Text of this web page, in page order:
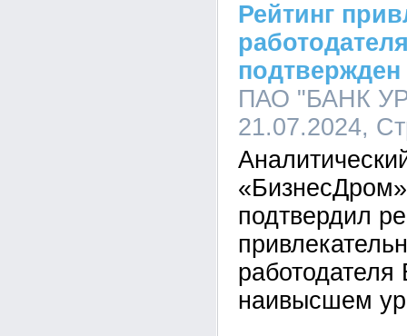
Рейтинг
ПАО "БАНК
21.07.2024,
подтвердил
наивысшем